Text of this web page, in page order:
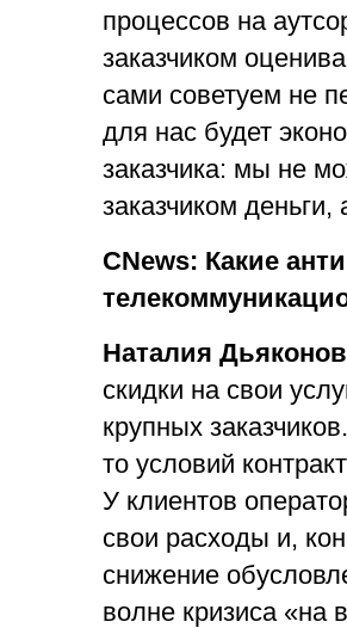
процессов на
заказчиком
сами советуем не
для нас будет
заказчика: мы не
заказчиком деньги,
CNews: Какие
Наталия
скидки на свои
крупных
то условий
У клиентов
свои расходы и,
снижение
волне кризиса «на